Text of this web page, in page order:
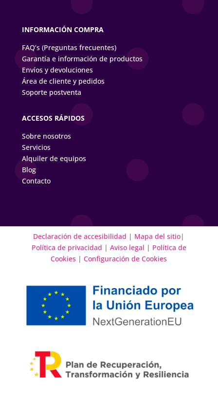
INFORMACIÓN COMPRA
FAQ’s (Preguntas frecuentes)
Garantía e información de productos
Envíos y devoluciones
Área de cliente y pedidos
Soporte postventa
ACCESOS RÁPIDOS
Sobre nosotros
Servicios
Alquiler de equipos
Blog
Contacto
Declaración de accesibilidad | Mapa del sitio|
Política de privacidad | Aviso legal | Política de
Cookies |Configuración de Cookies